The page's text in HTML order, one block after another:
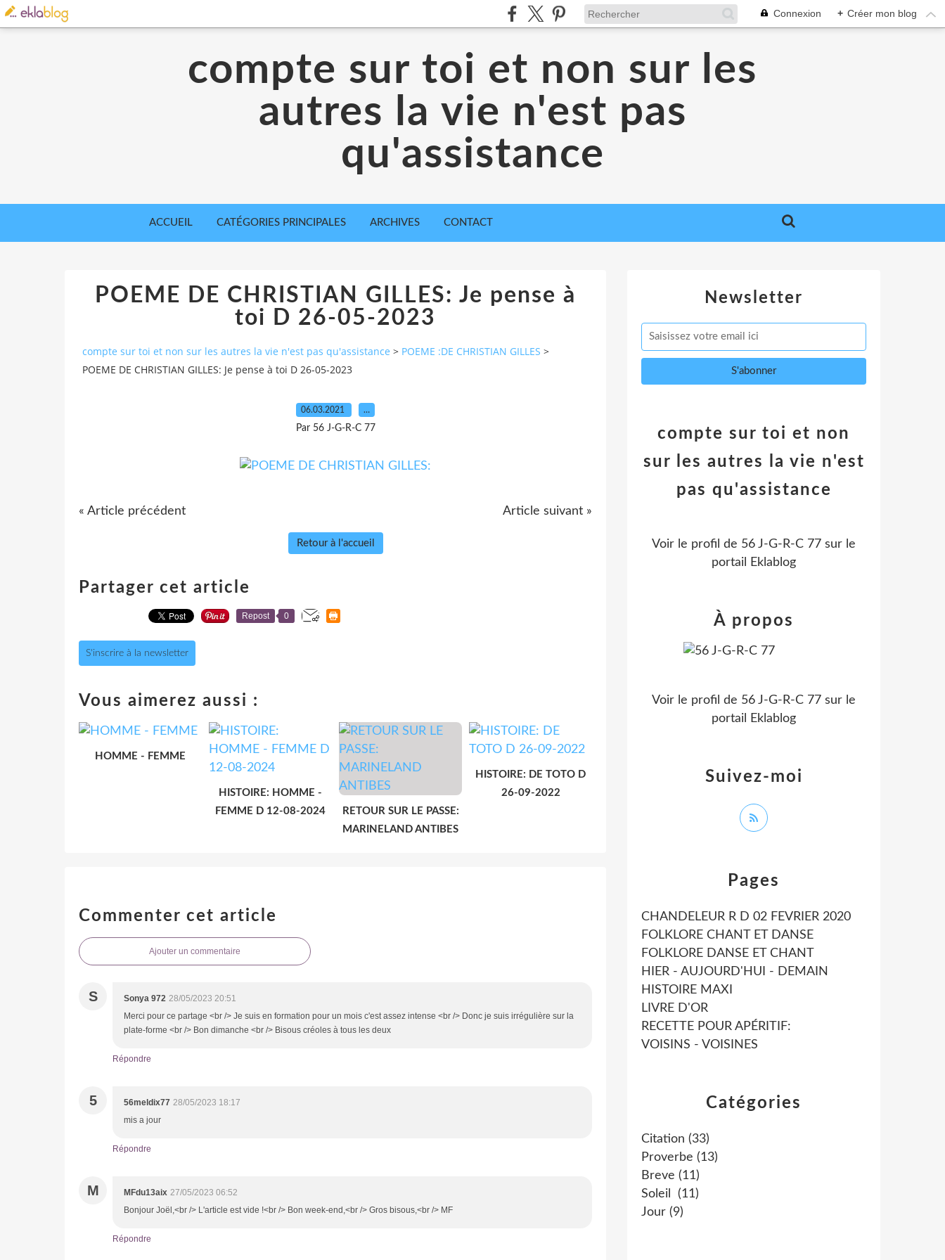
Connexion + Créer mon blog
compte sur toi et non sur les
autres la vie n'est pas
qu'assistance
ACCUEIL CATÉGORIES PRINCIPALES ARCHIVES CONTACT
POEME DE CHRISTIAN GILLES: Je pense à
toi D 26-05-2023
compte sur toi et non sur les autres la vie n'est pas qu'assistance > POEME :DE CHRISTIAN GILLES >
POEME DE CHRISTIAN GILLES: Je pense à toi D 26-05-2023
06.03.2021 …
Par 56 J-G-R-C 77
« Article précédent Article suivant »
Retour à l'accueil
Partager cet article
Repost 0
S'inscrire à la newsletter
Vous aimerez aussi :
HOMME - FEMME
HISTOIRE: HOMME -
FEMME D 12-08-2024
RETOUR SUR LE PASSE:
MARINELAND ANTIBES
HISTOIRE: DE TOTO D
26-09-2022
Commenter cet article
Ajouter un commentaire
S Sonya 972 28/05/2023 20:51
Merci pour ce partage <br /> Je suis en formation pour un mois c'est assez intense <br /> Donc je suis irrégulière sur la
plate-forme <br /> Bon dimanche <br /> Bisous créoles à tous les deux
Répondre
5 56meldix77 28/05/2023 18:17
mis a jour
Répondre
M MFdu13aix 27/05/2023 06:52
Bonjour Joël,<br /> L'article est vide !<br /> Bon week-end,<br /> Gros bisous,<br /> MF
Répondre
Newsletter
Catégories
Citation (33)
Proverbe (13)
Breve (11)
Soleil
(11)
Jour (9)
Pages
CHANDELEUR R D 02 FEVRIER 2020
FOLKLORE CHANT ET DANSE
FOLKLORE DANSE ET CHANT
HIER - AUJOURD'HUI - DEMAIN
HISTOIRE MAXI
LIVRE D'OR
RECETTE POUR APÉRITIF:
VOISINS - VOISINES
compte sur toi et non
sur les autres la vie n'est
pas qu'assistance
Voir le profil de 56 J-G-R-C 77 sur le
portail Eklablog
Suivez-moi
À propos
Voir le profil de 56 J-G-R-C 77 sur le
portail Eklablog